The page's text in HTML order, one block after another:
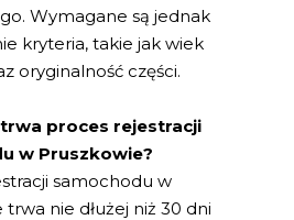
Wymagane są jednak
kryteria, takie jak wiek
oryginalność części.
trwa proces rejestracji
w Pruszkowie?
samochodu w
trwa nie dłużej niż 30 dni